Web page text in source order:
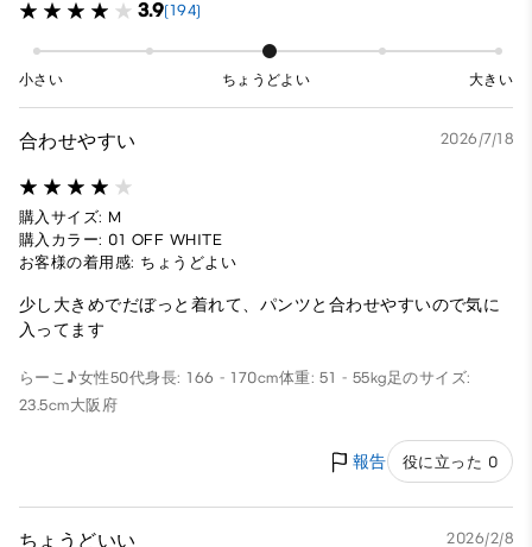
3.9(194)
小さい ちょうどよい 大きい
合わせやすい 2026/7/18
購入サイズ: M
購入カラー: 01 OFF WHITE
お客様の着用感: ちょうどよい
少し大きめでだぼっと着れて、パンツと合わせやすいので気に
入ってます
らーこ♪女性50代身長: 166 - 170cm体重: 51 - 55kg足のサイズ:
23.5cm大阪府
報告 役に立った 0
ちょうどいい 2026/2/8